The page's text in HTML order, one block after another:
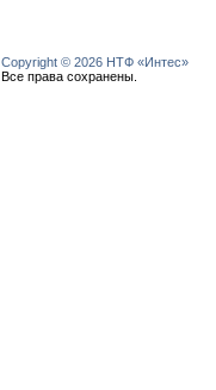
Copyright © 2026 НТФ «Интес»
Все права сохранены.